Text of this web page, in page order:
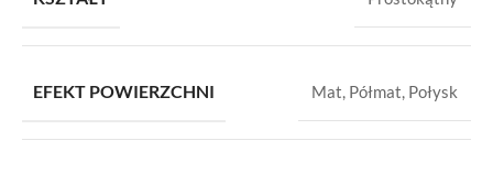
EFEKT POWIERZCHNI Mat, Półmat, Połysk